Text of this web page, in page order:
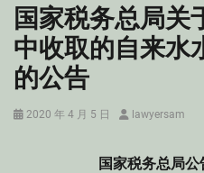
国家税务总局关
中收取的自来水
的公告
Posted
2020 年 4 月 5 日 Authorlawyersam
国家税务总局